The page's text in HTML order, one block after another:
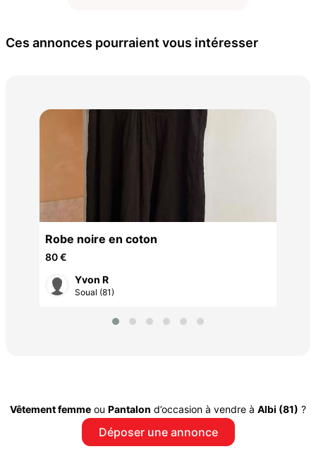
Ces annonces pourraient vous intéresser
Robe noire en coton
80 €
Yvon R
Soual (81)
Vêtement femme ou Pantalon d’occasion à vendre à Albi (81) ?
Déposer une annonce